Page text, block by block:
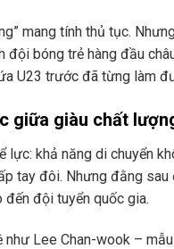
mang tính thủ tục.
đội bóng trẻ hàng đầu
U23 trước đã từng làm
giữa giàu chất
lực: khả năng di chuyển
tay đôi. Nhưng đằng sau
đội tuyển quốc gia.
Lee Chan-wook –